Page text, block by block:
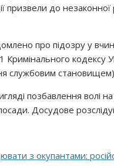
призвели до
про підозру у
Кримінального кодексу
службовим
позбавлення волі
Досудове
з окупантами: